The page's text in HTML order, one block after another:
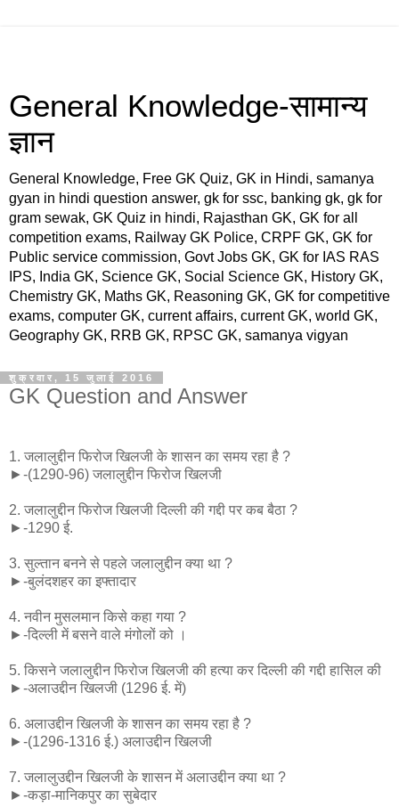
General Knowledge-सामान्य
ज्ञान
General Knowledge, Free GK Quiz, GK in Hindi, samanya
gyan in hindi question answer, gk for ssc, banking gk, gk for
gram sewak, GK Quiz in hindi, Rajasthan GK, GK for all
competition exams, Railway GK Police, CRPF GK, GK for
Public service commission, Govt Jobs GK, GK for IAS RAS
IPS, India GK, Science GK, Social Science GK, History GK,
Chemistry GK, Maths GK, Reasoning GK, GK for competitive
exams, computer GK, current affairs, current GK, world GK,
Geography GK, RRB GK, RPSC GK, samanya vigyan
शुक्रवार, 15 जुलाई 2016
GK Question and Answer
1. जलालुद्दीन फिरोज खिलजी के शासन का समय रहा है ?
►-(1290-96) जलालुद्दीन फिरोज खिलजी
2. जलालुद्दीन फिरोज खिलजी दिल्ली की गद्दी पर कब बैठा ?
►-1290 ई.
3. सुल्तान बनने से पहले जलालुद्दीन क्या था ?
►-बुलंदशहर का इफ्तादार
4. नवीन मुसलमान किसे कहा गया ?
►-दिल्ली में बसने वाले मंगोलों को ।
5. किसने जलालुद्दीन फिरोज खिलजी की हत्या कर दिल्ली की गद्दी हासिल की
►-अलाउद्दीन खिलजी (1296 ई. में)
6. अलाउद्दीन खिलजी के शासन का समय रहा है ?
►-(1296-1316 ई.) अलाउद्दीन खिलजी
7. जलालुउद्दीन खिलजी के शासन में अलाउद्दीन क्या था ?
►-कड़ा-मानिकपुर का सुबेदार